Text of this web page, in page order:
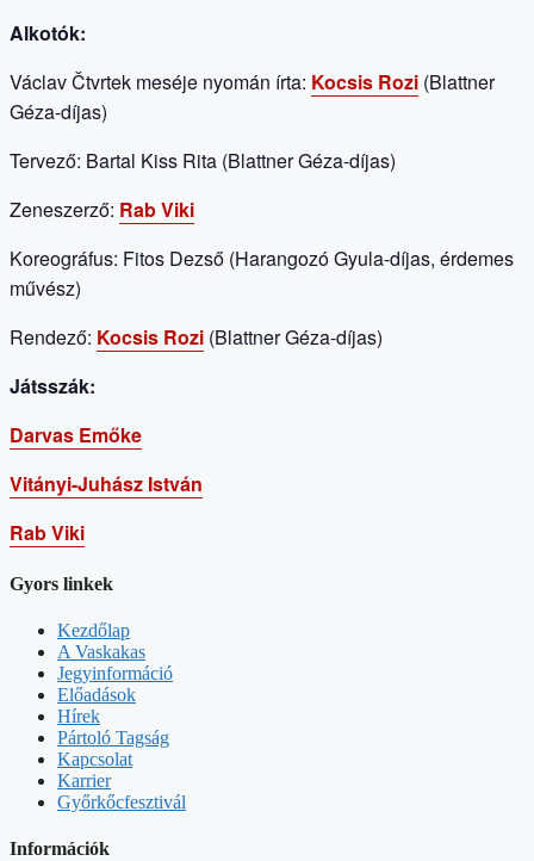
Alkotók:
Václav Čtvrtek meséje nyomán írta: Kocsis Rozi (Blattner
Géza-díjas)
Tervező: Bartal Kiss Rita (Blattner Géza-díjas)
Zeneszerző: Rab Viki
Koreográfus: Fitos Dezső (Harangozó Gyula-díjas, érdemes
művész)
Rendező: Kocsis Rozi (Blattner Géza-díjas)
Játsszák:
Darvas Emőke
Vitányi-Juhász István
Rab Viki
Gyors linkek
Kezdőlap
A Vaskakas
Jegyinformáció
Előadások
Hírek
Pártoló Tagság
Kapcsolat
Karrier
Győrkőcfesztivál
Információk